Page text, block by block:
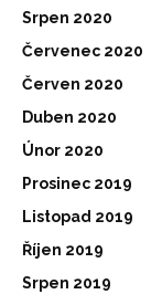
Srpen 2020
Červenec 2020
Červen 2020
Duben 2020
Únor 2020
Prosinec 2019
Listopad 2019
Říjen 2019
Srpen 2019